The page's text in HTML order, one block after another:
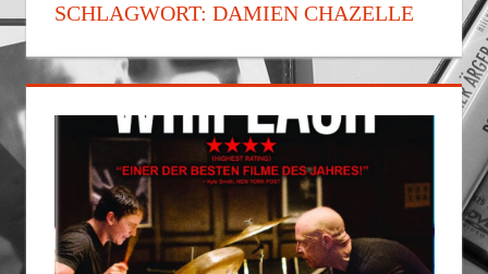
SCHLAGWORT: DAMIEN CHAZELLE